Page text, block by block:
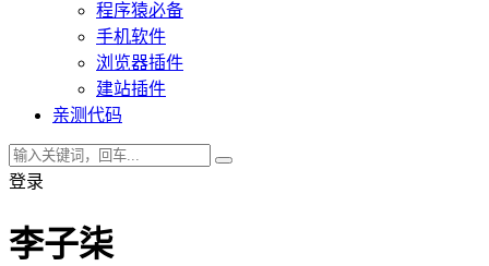
程序猿必备
手机软件
浏览器插件
建站插件
亲测代码
登录
李子柒